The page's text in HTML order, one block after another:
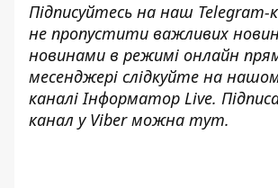
Підписуйтесь на наш Telegram-
не пропустити важливих
новинами в режимі онлайн
месенджері слідкуйте на
каналіІнформатор Live.
канал у Viber можна тут.